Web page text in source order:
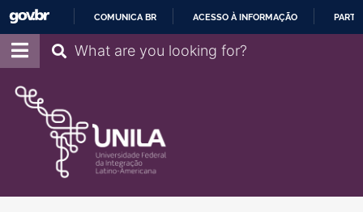
COMUNICA BR ACESSO À INFORMAÇÃO
Pesquisar